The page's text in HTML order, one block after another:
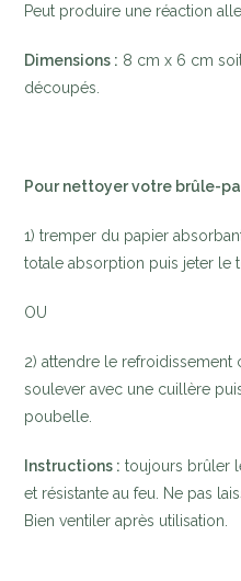
Peut produire une réaction
Dimensions : 8 cm x 6 cm
découpés.
Pour nettoyer votre brûle-
1) tremper du papier
totale absorption puis jeter le
OU
2) attendre le refroidissement
soulever avec une cuillère
poubelle.
Instructions : toujours brûler
et résistante au feu. Ne pas
Bien ventiler après utilisation.